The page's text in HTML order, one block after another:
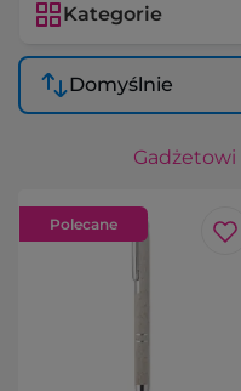
Kategorie
Domyślnie
Gadżetowi
Polecane